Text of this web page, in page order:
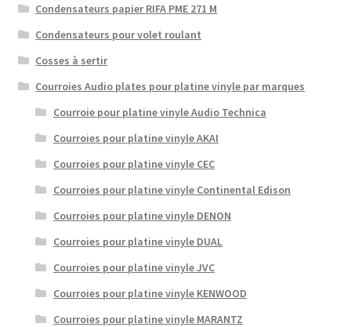
Condensateurs papier RIFA PME 271 M
Condensateurs pour volet roulant
Cosses à sertir
Courroies Audio plates pour platine vinyle par marques
Courroie pour platine vinyle Audio Technica
Courroies pour platine vinyle AKAI
Courroies pour platine vinyle CEC
Courroies pour platine vinyle Continental Edison
Courroies pour platine vinyle DENON
Courroies pour platine vinyle DUAL
Courroies pour platine vinyle JVC
Courroies pour platine vinyle KENWOOD
Courroies pour platine vinyle MARANTZ